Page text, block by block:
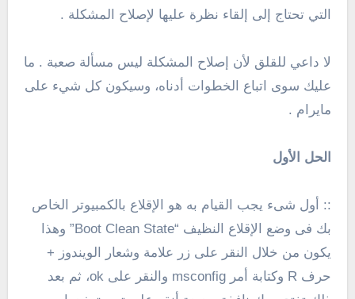
التي تحتاج إلى إلقاء نظرة عليها لإصلاح المشكلة .
لا داعي للقلق لأن إصلاح المشكلة ليس مسألة صعبة . ما
عليك سوى اتباع الخطوات أدناه، وسيكون كل شيء على
مايرام .
الحل الأول
:: أول شىء يجب القيام به هو الإقلاع بالكمبيوتر الخاص
بك فى وضع الإقلاع النظيف “Boot Clean State ” وهذا
يكون من خلال النقر على زر علامة وشعار الويندوز +
حرف R وكتابة أمر msconfig والنقر على ok، ثم بعد